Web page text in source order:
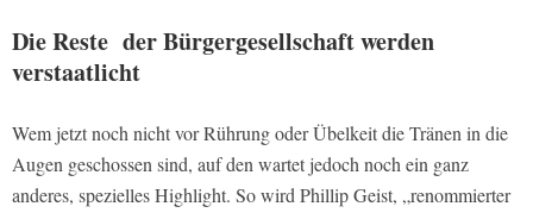
Die Reste der Bürgergesellschaft werden
verstaatlicht
Wem jetzt noch nicht vor Rührung oder Übelkeit die Tränen in die
Augen geschossen sind, auf den wartet jedoch noch ein ganz
anderes, spezielles Highlight. So wird Phillip Geist, „renommierter